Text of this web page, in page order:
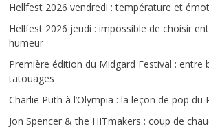
Hellfest 2026 vendredi : température et
Hellfest 2026 jeudi : impossible de choisir
humeur
Première édition du Midgard Festival : entre
tatouages
Charlie Puth à l’Olympia : la leçon de pop du
Jon Spencer & the HITmakers : coup de